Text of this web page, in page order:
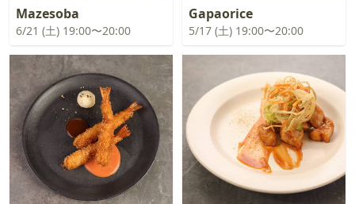
Mazesoba
6/21 (土) 19:00〜20:00
Gapaorice
5/17 (土) 19:00〜20:00